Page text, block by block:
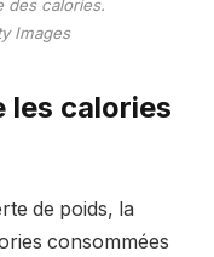
des calories.
Images
les calories
de poids, la
consommées